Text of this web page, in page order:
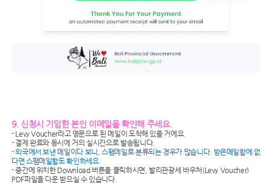
9. 신청시 기입한 본인 이메일을 확인해 주세요.
- Levy Voucher라고 영문으로 된 메일이 도착해 있을 거에요.
- 결제 완료와 동시에 거의 실시간으로 발송됩니다.
- 외국에서 보낸 메일이다 보니, 스팸메일로 분류되는 경우가 많습니다. 받은메일함에 없
다면 스팸메일함도 확인하세요.
- 중간에 위치한 Download 버튼을 클릭하시면, 발리관광세 바우처(Levy Voucher)
PDF파일을 다운 받으실 수 있습니다.